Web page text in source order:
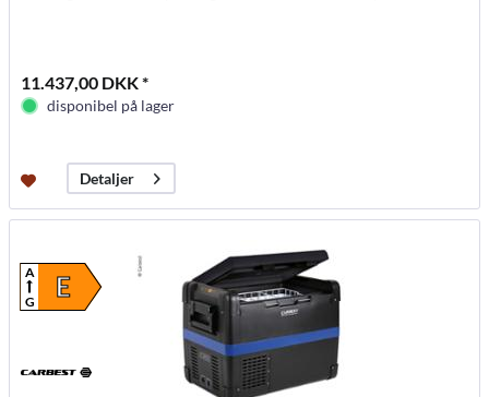
11.437,00 DKK *
disponibel på lager
Detaljer
E
A
G